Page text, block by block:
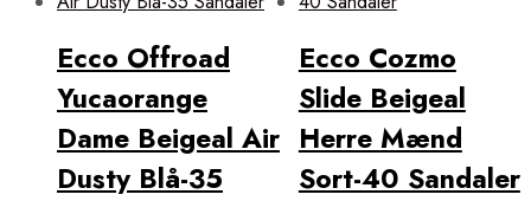
Ecco Offroad
Yucaorange
Dame Beigeal Air
Dusty Blå-35
Ecco Cozmo
Slide Beigeal
Herre Mænd
Sort-40 Sandaler